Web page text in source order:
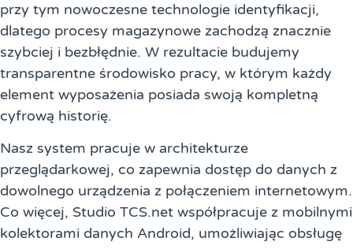
przy tym nowoczesne technologie identyfikacji,
dlatego procesy magazynowe zachodzą znacznie
szybciej i bezbłędnie. W rezultacie budujemy
transparentne środowisko pracy, w którym każdy
element wyposażenia posiada swoją kompletną
cyfrową historię.
Nasz system pracuje w architekturze
przeglądarkowej, co zapewnia dostęp do danych z
dowolnego urządzenia z połączeniem internetowym.
Co więcej, Studio TCS.net współpracuje z mobilnymi
kolektorami danych Android, umożliwiając obsługę